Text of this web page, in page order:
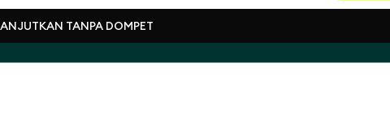
HUBUNGKAN DOMPET
TANPA DOMPET
TANPA DOMPET